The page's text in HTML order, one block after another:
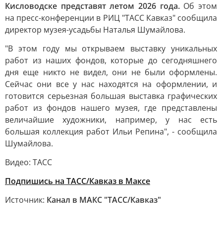
Кисловодске представят летом 2026 года. Об этом
на пресс-конференции в РИЦ "ТАСС Кавказ" сообщила
директор музея-усадьбы Наталья Шумайлова.
"В этом году мы открываем выставку уникальных
работ из наших фондов, которые до сегодняшнего
дня еще никто не видел, они не были оформлены.
Сейчас они все у нас находятся на оформлении, и
готовится серьезная большая выставка графических
работ из фондов нашего музея, где представлены
величайшие художники, например, у нас есть
большая коллекция работ Ильи Репина", - сообщила
Шумайлова.
Видео: ТАСС
Подпишись на ТАСС/Кавказ в Максе
Источник: Канал в МАКС "ТАСС/Кавказ"